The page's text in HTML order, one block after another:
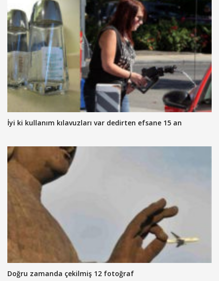
İyi ki kullanım kılavuzları var dedirten efsane 15 an
Doğru zamanda çekilmiş 12 fotoğraf